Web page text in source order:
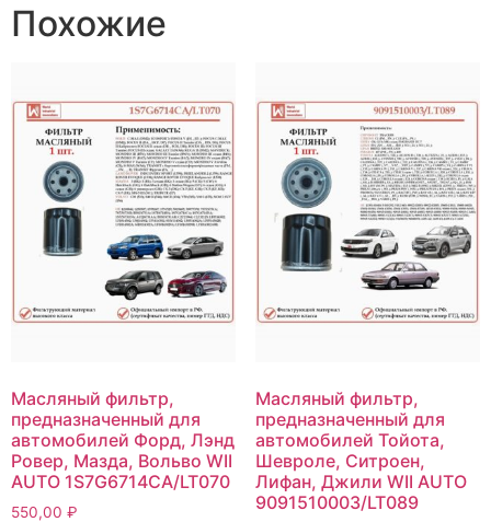
Похожие
Масляный фильтр,
предназначенный для
автомобилей Форд, Лэнд
Ровер, Мазда, Вольво WII
AUTO 1S7G6714CA/LT070
550,00 ₽
Масляный фильтр,
предназначенный для
автомобилей Тойота,
Шевроле, Ситроен,
Лифан, Джили WII AUTO
9091510003/LT089